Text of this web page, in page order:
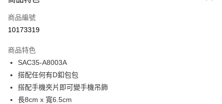
信用卡一次付款
超商取貨付款
Apple Pay
街口支付
悠遊付
商品編號
10173319
商品特色
SAC35-A8003A
搭配任何有D釦包包
搭配手機夾片即可變手機吊飾
長8cm x 寬6.5cm